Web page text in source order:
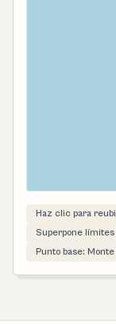
Haz clic para
Superpone
Punto base: